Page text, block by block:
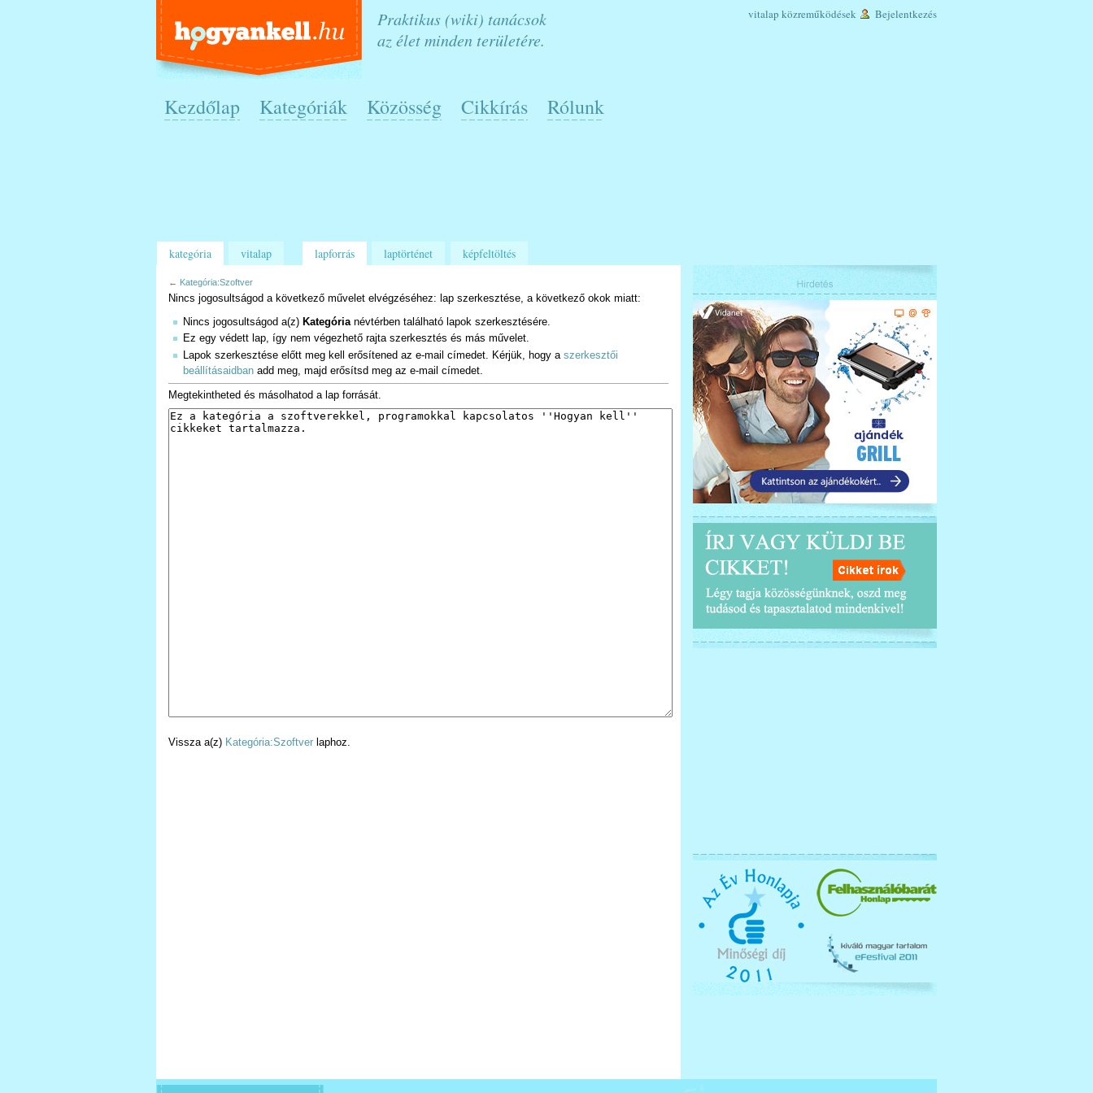
Praktikus (wiki) tanácsok
az élet minden területére.
vitalap közreműködések Bejelentkezés
Kezdőlap Kategóriák Közösség Cikkírás Rólunk
kategória vitalap lapforrás laptörténet képfeltöltés
← Kategória:Szoftver
Nincs jogosultságod a következő művelet elvégzéséhez: lap szerkesztése, a következő okok miatt:
Nincs jogosultságod a(z) Kategórianévtérben található lapok szerkesztésére.
Ez egy védett lap, így nem végezhető rajta szerkesztés és más művelet.
Lapok szerkesztése előtt meg kell erősítened az e-mail címedet. Kérjük, hogy a szerkesztői
beállításaidban add meg, majd erősítsd meg az e-mail címedet.
Megtekintheted és másolhatod a lap forrását.
Vissza a(z) Kategória:Szoftver laphoz.